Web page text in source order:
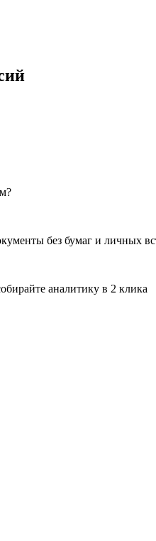
без бумаг и личных
аналитику в 2 клика